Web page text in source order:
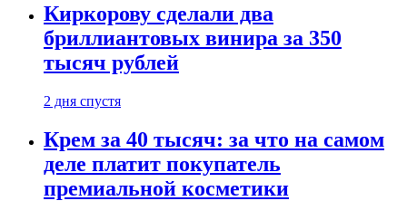
Киркорову сделали два
бриллиантовых винира за 350
тысяч рублей
2 дня спустя
Крем за 40 тысяч: за что на самом
деле платит покупатель
премиальной косметики